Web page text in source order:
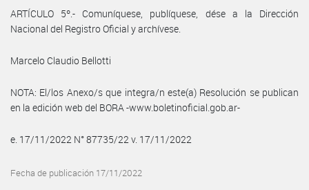
ARTÍCULO 5º.- Comuníquese, publíquese, dése a la Dirección
Nacional del Registro Oficial y archívese.
Marcelo Claudio Bellotti
NOTA: El/los Anexo/s que integra/n este(a) Resolución se publican
en la edición web del BORA -www.boletinoficial.gob.ar-
e. 17/11/2022 N° 87735/22 v. 17/11/2022
Fecha de publicación 17/11/2022